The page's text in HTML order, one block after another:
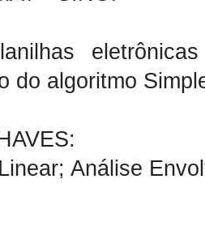
do algoritmo
Análise